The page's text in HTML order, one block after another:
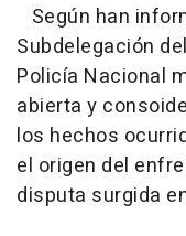
Según han
Subdelegación
Policía Nacional
abierta y
los hechos
el origen del
disputa surgida